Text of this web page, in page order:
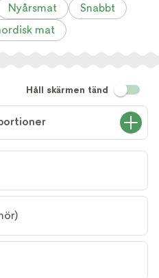
Nyårsmat
Snabbt
mat
Håll skärmen tänd